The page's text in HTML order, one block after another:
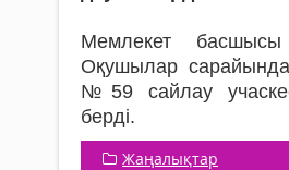
Мемлекет
Оқушылар
№59 сайлау
берді.
Жаңалықтар